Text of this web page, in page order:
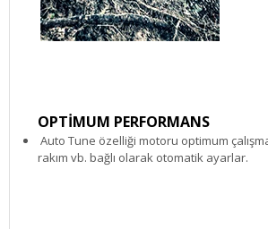
OPTİMUM PERFORMANS
Auto Tune özelliği motoru optimum
rakım vb. bağlı olarak otomatik ayarlar.